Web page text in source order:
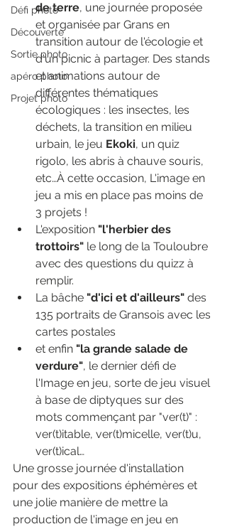
Défi photo
Découverte
Sortie photo
apéro photo
Projet photo
de terre, une journée proposée
et organisée par Grans en
transition autour de l'écologie et
d'un picnic à partager. Des stands
et animations autour de
différentes thématiques
écologiques : les insectes, les
déchets, la transition en milieu
urbain, le jeu Ekoki, un quiz
rigolo, les abris à chauve souris,
etc…À cette occasion, L'image en
jeu a mis en place pas moins de
3 projets !
L'exposition "l'herbier des
trottoirs" le long de la Touloubre
avec des questions du quizz à
remplir.
La bâche "d'ici et d'ailleurs" des
135 portraits de Gransois avec les
cartes postales
et enfin "la grande salade de
verdure", le dernier défi de
l'Image en jeu, sorte de jeu visuel
à base de diptyques sur des
mots commençant par "ver(t)" :
ver(t)itable, ver(t)micelle, ver(t)u,
ver(t)ical…
Une grosse journée d'installation
pour des expositions éphémères et
une jolie manière de mettre la
production de l'image en jeu en